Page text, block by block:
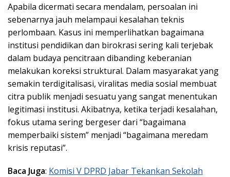
Apabila dicermati secara mendalam, persoalan ini
sebenarnya jauh melampaui kesalahan teknis
perlombaan. Kasus ini memperlihatkan bagaimana
institusi pendidikan dan birokrasi sering kali terjebak
dalam budaya pencitraan dibanding keberanian
melakukan koreksi struktural. Dalam masyarakat yang
semakin terdigitalisasi, viralitas media sosial membuat
citra publik menjadi sesuatu yang sangat menentukan
legitimasi institusi. Akibatnya, ketika terjadi kesalahan,
fokus utama sering bergeser dari “bagaimana
memperbaiki sistem” menjadi “bagaimana meredam
krisis reputasi”.
Baca Juga: Komisi V DPRD Jabar Tekankan Sekolah